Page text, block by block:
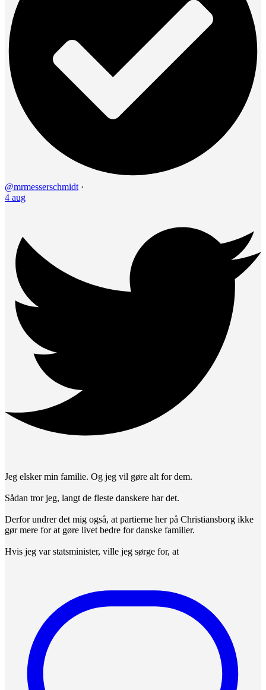
@mrmesserschmidt ·
4 aug
Jeg elsker min familie. Og jeg vil gøre alt for dem.
Sådan tror jeg, langt de fleste danskere har det.
Derfor undrer det mig også, at partierne her på Christiansborg ikke
gør mere for at gøre livet bedre for danske familier.
Hvis jeg var statsminister, ville jeg sørge for, at